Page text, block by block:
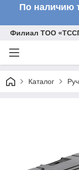
По наличию
Филиал ТОО «ТССП
Каталог